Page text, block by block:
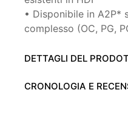
• Disponibile in A2P*
complesso (OC, PG,
DETTAGLI DEL
CRONOLOGIA E